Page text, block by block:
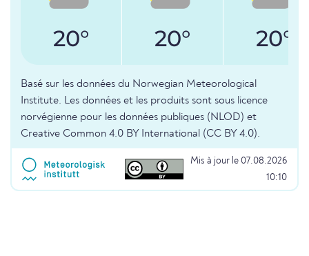
20° 20° 20°
Basé sur les données du Norwegian Meteorological
Institute. Les données et les produits sont sous licence
norvégienne pour les données publiques (NLOD) et
Creative Common 4.0 BY International (CC BY 4.0).
Mis à jour le 07.08.2026
10:10